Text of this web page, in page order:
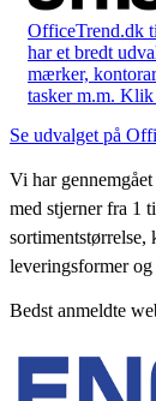
OfficeTrend.dk
har et bredt
mærker,
tasker m.m. Klik
Se udvalget på
Vi har
med stjerner fra 1
sortimentstørrelse,
leveringsformer
Bedst anmeldte